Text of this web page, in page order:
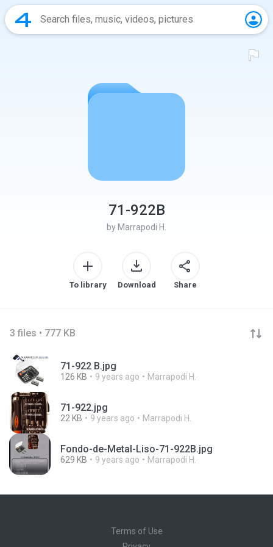
71-922B
by Marrapodi H.
To library Download Share
3 files • 777 KB
71-922 B.jpg
126 KB 9 years ago Marrapodi H.
71-922.jpg
22 KB 9 years ago Marrapodi H.
Fondo-de-Metal-Liso-71-922B.jpg
629 KB 9 years ago Marrapodi H.
Terms of Use